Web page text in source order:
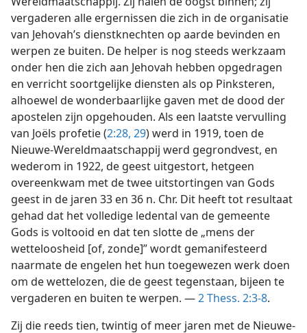
Wereldmaatschappij. Zij halen de oogst binnen; zij
vergaderen alle ergernissen die zich in de organisatie
van Jehovah’s dienstknechten op aarde bevinden en
werpen ze buiten. De helper is nog steeds werkzaam
onder hen die zich aan Jehovah hebben opgedragen
en verricht soortgelijke diensten als op Pinksteren,
alhoewel de wonderbaarlijke gaven met de dood der
apostelen zijn opgehouden. Als een laatste vervulling
van Joëls profetie (2:28, 29) werd in 1919, toen de
Nieuwe-Wereldmaatschappij werd gegrondvest, en
wederom in 1922, de geest uitgestort, hetgeen
overeenkwam met de twee uitstortingen van Gods
geest in de jaren 33 en 36 n. Chr. Dit heeft tot resultaat
gehad dat het volledige ledental van de gemeente
Gods is voltooid en dat ten slotte de „mens der
wetteloosheid [of, zonde]” wordt gemanifesteerd
naarmate de engelen het hun toegewezen werk doen
om de wettelozen, die de geest tegenstaan, bijeen te